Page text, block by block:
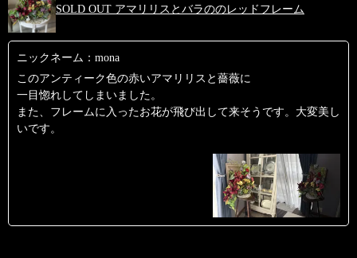
SOLD OUT アマリリスとバラののレッドフレーム
ニックネーム：mona
このアンティーク色の赤いアマリリスと薔薇に
一目惚れしてしまいました。
また、フレームに入ったお花が飛び出して来そうです。大変美し
いです。